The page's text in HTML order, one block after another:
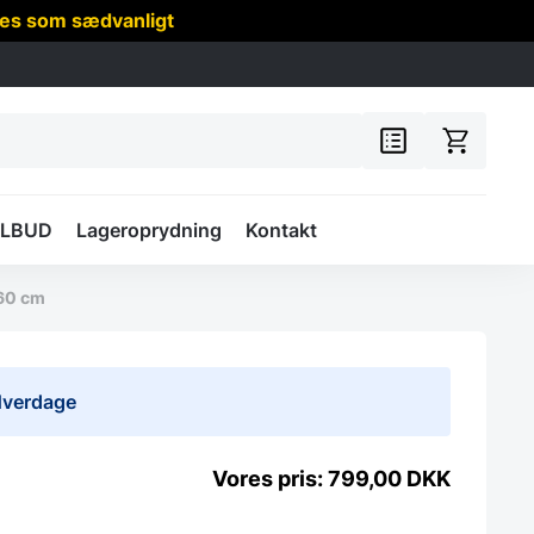
som sædvanligt
Lageroprydning Kontakt
cm
799,00 DKK